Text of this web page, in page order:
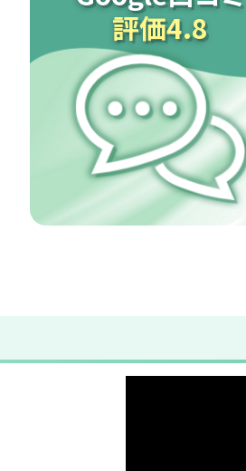
評価4.8